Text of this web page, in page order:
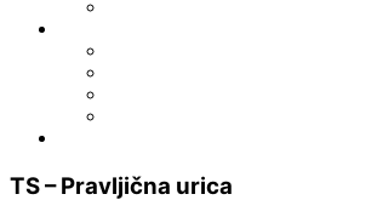
TS – Pravljična urica